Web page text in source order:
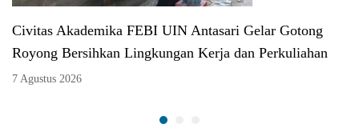
Civitas Akademika FEBI UIN Antasari Gelar Gotong
Royong Bersihkan Lingkungan Kerja dan Perkuliahan
7 Agustus 2026